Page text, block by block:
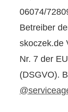
06074/
Betreiber
skoczek.de
Nr. 7 der
(DSGVO).